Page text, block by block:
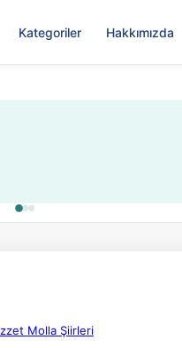
Kategoriler Hakkımızda
ve kredi sistemi getirildi
Molla Şiirleri